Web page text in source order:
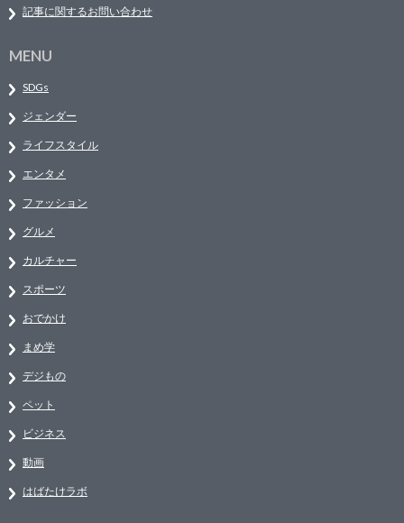
記事に関するお問い合わせ
MENU
SDGs
ジェンダー
ライフスタイル
エンタメ
ファッション
グルメ
カルチャー
スポーツ
おでかけ
まめ学
デジもの
ペット
ビジネス
動画
はばたけラボ